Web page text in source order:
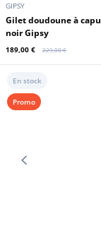
GIPSY
Gilet doudoune à capuche homme
noir Gipsy
189,00 € 229,00 €
En stock
Promo